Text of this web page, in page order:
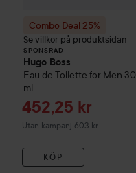
Combo Deal 25%
Se villkor på produktsidan
SPONSRAD
Hugo Boss
Eau de Toilette for Men 30
ml
Reapris
452,25 kr
Utan kampanj 603 kr
KÖP